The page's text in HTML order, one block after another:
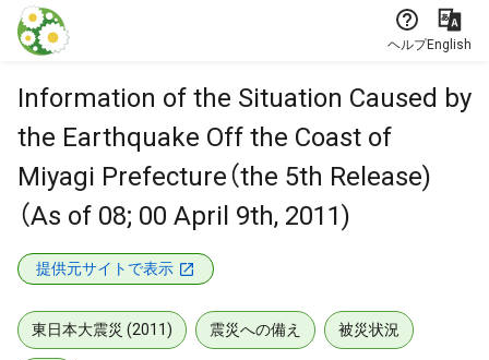
本文に飛ぶ
ヘルプEnglish
Information of the Situation Caused by
the Earthquake Off the Coast of
Miyagi Prefecture（the 5th Release)
（As of 08; 00 April 9th, 2011)
提供元サイトで表示
東日本大震災 (2011) 震災への備え 被災状況